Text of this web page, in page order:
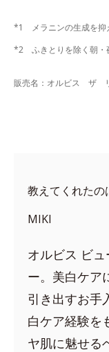
*1 メラニンの生成を抑
*2 ふきとりを除く朝・
販売名：オルビス ザ
教えてくれたの
MIKI
オルビス ビ
ー。美白ケア
引き出すお手
白ケア経験を
ヤ肌に魅せる